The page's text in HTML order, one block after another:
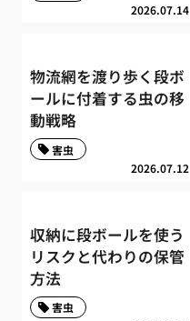
2026.07.14
物流網を渡り歩く段ボ
ールに付着する虫の移
動戦略
2026.07.12
害虫
収納に段ボールを使う
リスクと代わりの保管
方法
害虫